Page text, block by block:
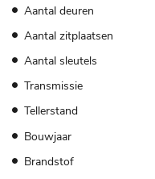
Aantal deuren
Aantal zitplaatsen
Aantal sleutels
Transmissie
Tellerstand
Bouwjaar
Brandstof